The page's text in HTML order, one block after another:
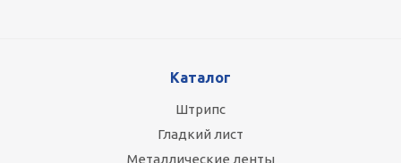
Каталог
Штрипс
Гладкий лист
Металлические ленты